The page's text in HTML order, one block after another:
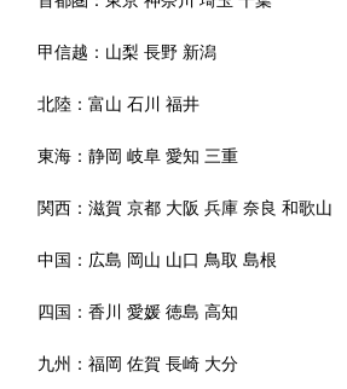
甲信越： 山梨 長野 新潟
北陸：富山 石川 福井
東海：静岡 岐阜 愛知 三重
関西：滋賀 京都 大阪 兵庫 奈良 和歌山
中国： 広島 岡山 山口 鳥取 島根
四国：香川 愛媛 徳島 高知
九州：福岡 佐賀 長崎 大分